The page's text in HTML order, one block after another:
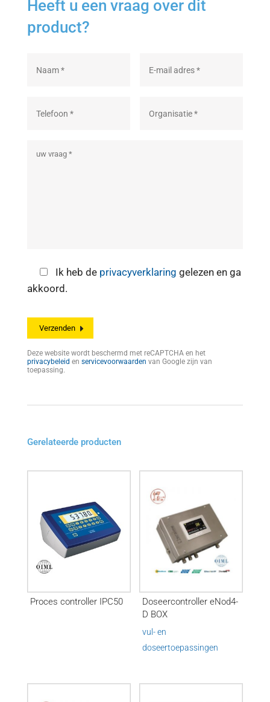
Heeft u een vraag over dit
product?
Ik heb de privacyverklaring gelezen en ga
akkoord.
Deze website wordt beschermd met reCAPTCHA en het
privacybeleid en servicevoorwaarden van Google zijn van
toepassing.
Gerelateerde producten
Proces controller IPC50
Doseercontroller eNod4-
D BOX
vul- en
doseertoepassingen